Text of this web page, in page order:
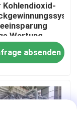
Kohlendioxid-
Wartung
absenden